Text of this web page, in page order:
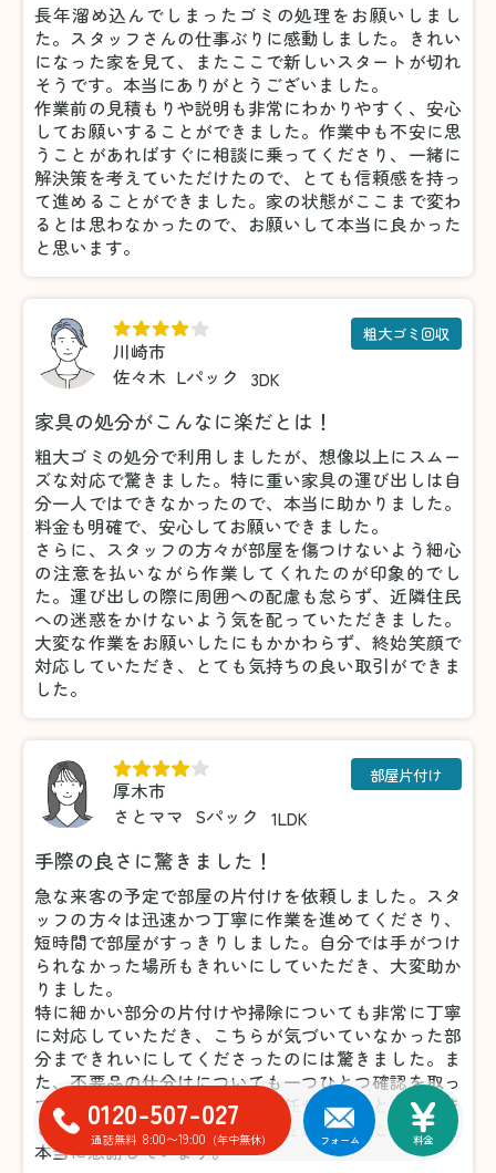
長年溜め込んでしまったゴミの処理をお願いしまし
た。スタッフさんの仕事ぶりに感動しました。きれい
になった家を見て、またここで新しいスタートが切れ
そうです。本当にありがとうございました。
作業前の見積もりや説明も非常にわかりやすく、安心
してお願いすることができました。作業中も不安に思
うことがあればすぐに相談に乗ってくださり、一緒に
解決策を考えていただけたので、とても信頼感を持っ
て進めることができました。家の状態がここまで変わ
るとは思わなかったので、お願いして本当に良かった
と思います。
川崎市
佐々木 Lパック 3DK
粗大ゴミ回収
家具の処分がこんなに楽だとは！
粗大ゴミの処分で利用しましたが、想像以上にスムー
ズな対応で驚きました。特に重い家具の運び出しは自
分一人ではできなかったので、本当に助かりました。
料金も明確で、安心してお願いできました。
さらに、スタッフの方々が部屋を傷つけないよう細心
の注意を払いながら作業してくれたのが印象的でし
た。運び出しの際に周囲への配慮も怠らず、近隣住民
への迷惑をかけないよう気を配っていただきました。
大変な作業をお願いしたにもかかわらず、終始笑顔で
対応していただき、とても気持ちの良い取引ができま
した。
厚木市
さとママ Sパック 1LDK
部屋片付け
手際の良さに驚きました！
急な来客の予定で部屋の片付けを依頼しました。スタ
ッフの方々は迅速かつ丁寧に作業を進めてくださり、
短時間で部屋がすっきりしました。自分では手がつけ
られなかった場所もきれいにしていただき、大変助か
りました。
特に細かい部分の片付けや掃除についても非常に丁寧
に対応していただき、こちらが気づいていなかった部
分まできれいにしてくださったのには驚きました。ま
た、不要品の仕分けについても一つひとつ確認を取っ
てくださったため、安心してお任せすることができま
した。おかげで気持ちよく来客を迎えることができ、
本当に感謝しています。
0120-507-027
通話無料 8:00〜19:00 (年中無休) フォーム 料金